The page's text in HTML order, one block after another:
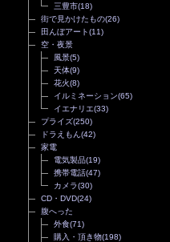
三豊市(18)
街で見かけたもの(26)
田んぼアート(11)
空・夜景
風景(5)
天体(9)
花火(8)
イルミネーション(65)
イエナリエ(33)
プライズ(250)
ドラえもん(42)
家電
電気製品(19)
携帯電話(47)
カメラ(30)
CD・DVD(24)
腹へった
外食(71)
購入・頂き物(198)